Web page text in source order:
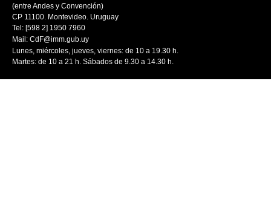
(entre Andes y Convención)
CP 11100. Montevideo. Uruguay
Tel: [598 2] 1950 7960
Mail: CdF@imm.gub.uy
Lunes, miércoles, jueves, viernes: de 10 a 19.30 h.
Martes: de 10 a 21 h. Sábados de 9.30 a 14.30 h.